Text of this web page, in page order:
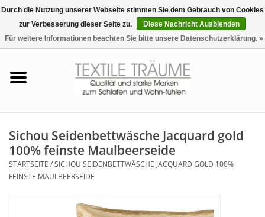
0 Artikel - €0,00
Tag & Nachtwäsche
Sichou Seidenbettwäsche Jacquard gold
100% feinste Maulbeerseide
STARTSEITE /SICHOU SEIDENBETTWÄSCHE JACQUARD GOLD 100%
FEINSTE MAULBEERSEIDE
Durch die Nutzung unserer Webseite stimmen Sie dem Gebrauch von Cookies
zur Verbesserung dieser Seite zu.
Diese Nachricht Ausblenden
Für weitere Informationen beachten Sie bitte unsere Datenschutzerklärung. »